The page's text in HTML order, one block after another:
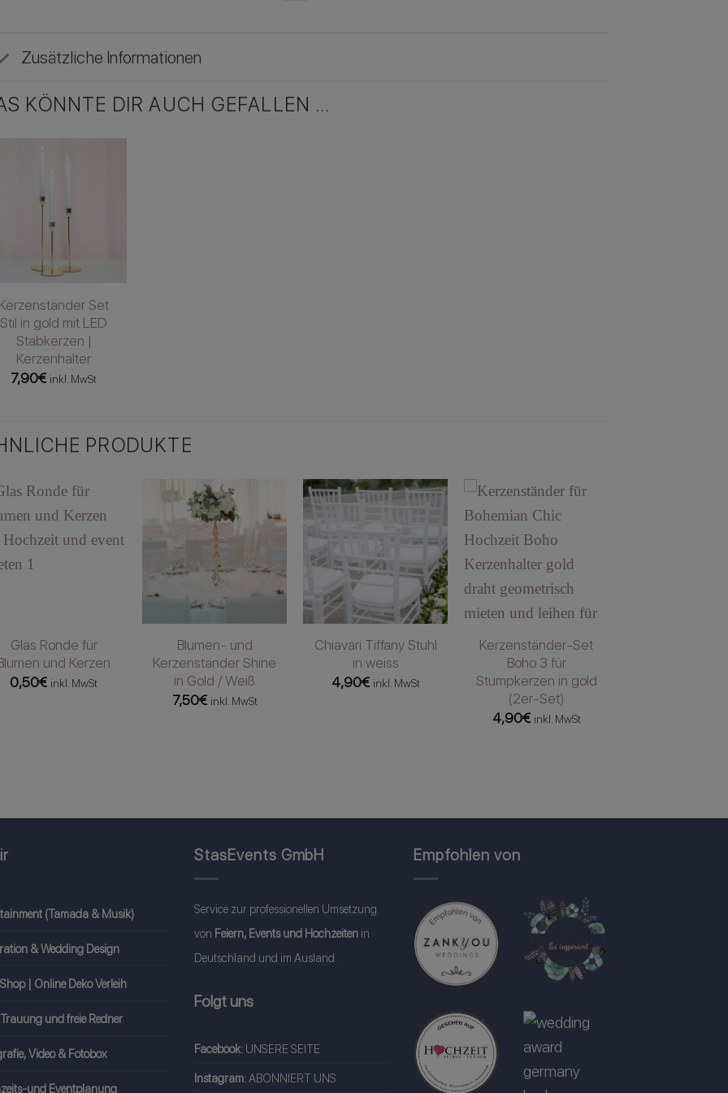
Zusätzliche Informationen
KÖNNTE DIR AUCH GEFALLEN …
Kerzenständer Set
Stil in gold mit LED
Stabkerzen |
Kerzenhalter
7,90€ inkl. MwSt
PRODUKTE
Glas Ronde für
und Kerzen
0,50€ inkl. MwSt
Blumen- und
Kerzenständer Shine
in Gold / Weiß
7,50€ inkl. MwSt
Chiavari Tiffany Stuhl
in weiss
4,90€ inkl. MwSt
Kerzenständer-Set
Boho 3 für
Stumpkerzen in gold
(2er-Set)
4,90€ inkl. MwSt
(Tamada & Musik)
& Wedding Design
| Online Deko Verleih
und freie Redner
Video & Fotobox
und Eventplanung
StasEvents GmbH
Service zur professionellen Umsetzung
von Feiern, Events und Hochzeiten in
Deutschland und im Ausland.
Folgt uns
Facebook: UNSERE SEITE
Instagram:ABONNIERT UNS
Empfohlen von